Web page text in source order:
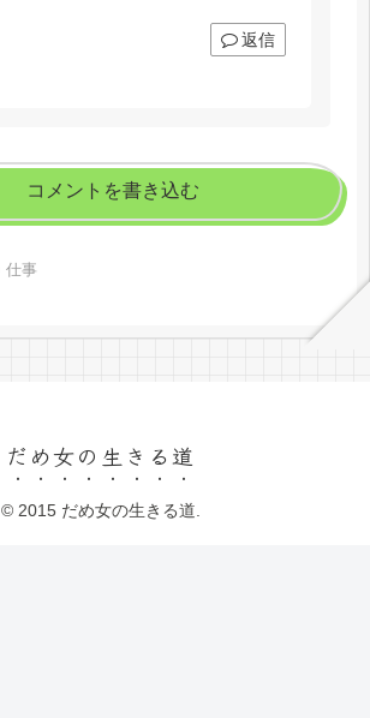
返信
コメントを書き込む
仕事
だめ女の生きる道
© 2015 だめ女の生きる道.